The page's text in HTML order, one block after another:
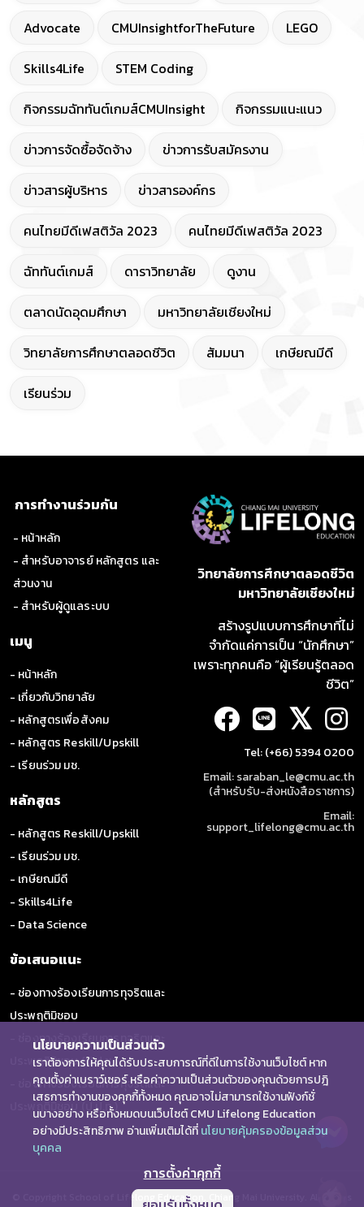
Advocate CMUInsightforTheFuture LEGO
Skills4Life STEM Coding
กิจกรรมฉัททันต์เกมส์CMUInsight กิจกรรมแนะแนว
ข่าวการจัดซื้อจัดจ้าง ข่าวการรับสมัครงาน
ข่าวสารผู้บริหาร ข่าวสารองค์กร
คนไทยมีดีเฟสติวัล 2023 คนไทยมีดีเฟสติวัล 2023
ฉัททันต์เกมส์ ดาราวิทยาลัย ดูงาน
ตลาดนัดอุดมศึกษา มหาวิทยาลัยเชียงใหม่
วิทยาลัยการศึกษาตลอดชีวิต สัมมนา เกษียณมีดี
เรียนร่วม
การทำงานร่วมกัน
- หน้าหลัก
- สำหรับอาจารย์ หลักสูตร และ
ส่วนงาน
- สำหรับผู้ดูแลระบบ
เมนู
- หน้าหลัก
- เกี่ยวกับวิทยาลัย
- หลักสูตรเพื่อสังคม
- หลักสูตร Reskill/Upskill
- เรียนร่วม มช.
หลักสูตร
- หลักสูตร Reskill/Upskill
- เรียนร่วม มช.
- เกษียณมีดี
- Skills4Life
- Data Science
ข้อเสนอแนะ
- ช่องทางร้องเรียนการทุจริตและ
ประพฤติมิชอบ
- ช่องทางร้องเรียนการทุจริตและ
ประพฤติมิชอบ (ป.ป.ช.)
- ช่องทางร้องเรียนการทุจริตและ
ประพฤติมิชอบ (ป.ป.ท.)
วิทยาลัยการศึกษาตลอดชีวิต
มหาวิทยาลัยเชียงใหม่
สร้างรูปแบบการศึกษาที่ไม่
จำกัดแค่การเป็น “นักศึกษา”
เพราะทุกคนคือ “ผู้เรียนรู้ตลอด
ชีวิต”
𝕏
Tel: (+66) 5394 0200
Email: saraban_le@cmu.ac.th
(สำหรับรับ-ส่งหนังสือราชการ)
Email:
support_lifelong@cmu.ac.th
© Copyright School of Lifelong Education, Chiang Mai University. All Rights
นโยบายความเป็นส่วนตัว
เราต้องการให้คุณได้รับประสบการณ์ที่ดีในการใช้งานเว็บไซต์ หาก
คุณตั้งค่าเบราว์เซอร์ หรือค่าความเป็นส่วนตัวของคุณด้วยการปฎิ
เสธการทำงานของคุกกี้ทั้งหมด คุณอาจไม่สามารถใช้งานฟังก์ชั่
นบางอย่าง หรือทั้งหมดบนเว็บไซต์ CMU Lifelong Education
อย่างมีประสิทธิภาพ อ่านเพิ่มเติมได้ที่นโยบายคุ้มครองข้อมูลส่วน
บุคคล
การตั้งค่าคุกกี้